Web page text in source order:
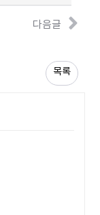
다음글
목록